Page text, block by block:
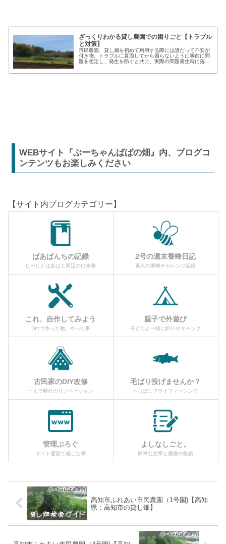
ざっくりわかる貸し農園での困りごと【トラブル
と対策】
市民農園、貸し畑を初めて利用する際には誰だって不安が
付き物。トラブルに直面してから困らないように事前に問
題を想定し、発生を防ぐと共に、実際の問題発生時に落ち
【困った】と【トラブル】困りごとト...
WEBサイト『ぶーちゃんばばの畑』内、ブログコ
ンテンツもお楽しみください
【サイト内ブログカテゴリー】
ばあばんちの記録
じーじとばあばと周辺の出来事
2号の週末養蜂日記
素人の養蜂チャレンジ記録
これ、自作してみよう
DIYで作った物、やった事
親子で外遊び
子どもと一緒に釣りやキャンプ
古民家のDIY改修
一人で離れのリノベーション
毛ばり投げませんか？
へっぽこフライフィッシング
管理ぶろぐ
サイト運営で感じた事
よしなしごと。
簡単な文章と画像の投稿
高知市ふれあい市民農園（1号園)【高知
県：高知市の貸し畑】